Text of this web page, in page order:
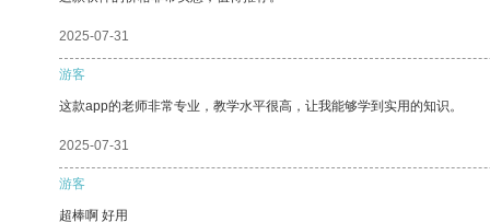
2025-07-31
游客
这款app的老师非常专业，教学水平很高，让我能够学到实用的知识。
2025-07-31
游客
超棒啊 好用